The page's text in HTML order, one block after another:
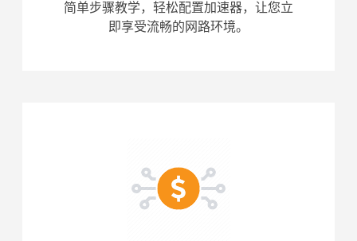
简单步骤教学，轻松配置加速器，让您立
即享受流畅的网路环境。